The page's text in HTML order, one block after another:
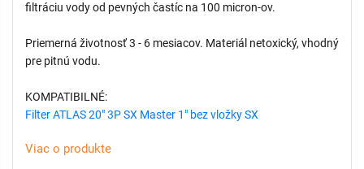
filtráciu vody od pevných častíc na 100 micron-ov.
Priemerná životnosť 3 - 6 mesiacov. Materiál netoxický, vhodný
pre pitnú vodu.
KOMPATIBILNÉ:
Filter ATLAS 20" 3P SX Master 1" bez vložky SX
Viac o produkte